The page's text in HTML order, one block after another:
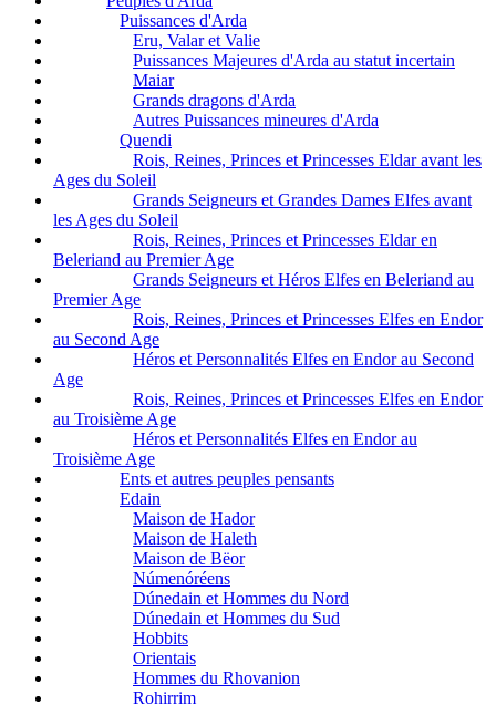
Puissances d'Arda
Eru, Valar et Valie
Puissances Majeures d'Arda au statut incertain
Maiar
Grands dragons d'Arda
Autres Puissances mineures d'Arda
Quendi
Rois, Reines, Princes et Princesses Eldar avant les
Ages du Soleil
Grands Seigneurs et Grandes Dames Elfes avant
les Ages du Soleil
Rois, Reines, Princes et Princesses Eldar en
Beleriand au Premier Age
Grands Seigneurs et Héros Elfes en Beleriand au
Premier Age
Rois, Reines, Princes et Princesses Elfes en Endor
au Second Age
Héros et Personnalités Elfes en Endor au Second
Age
Rois, Reines, Princes et Princesses Elfes en Endor
au Troisième Age
Héros et Personnalités Elfes en Endor au
Troisième Age
Ents et autres peuples pensants
Edain
Maison de Hador
Maison de Haleth
Maison de Bëor
Númenóréens
Dúnedain et Hommes du Nord
Dúnedain et Hommes du Sud
Hobbits
Orientais
Hommes du Rhovanion
Rohirrim